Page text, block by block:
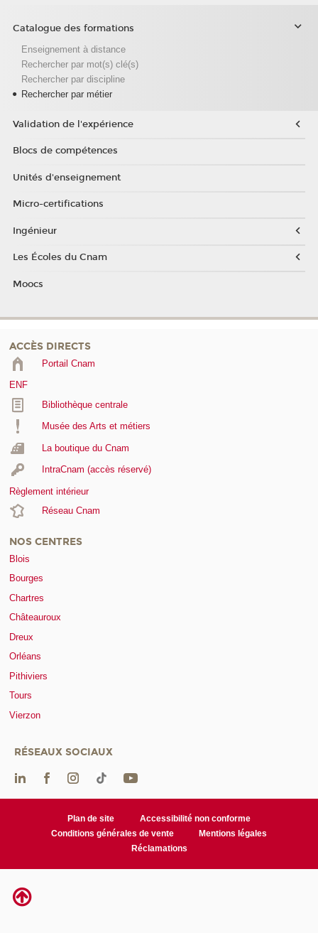
Catalogue des formations
Enseignement à distance
Rechercher par mot(s) clé(s)
Rechercher par discipline
Rechercher par métier
Validation de l'expérience
Blocs de compétences
Unités d'enseignement
Micro-certifications
Ingénieur
Les Écoles du Cnam
Moocs
ACCÈS DIRECTS
Portail Cnam
ENF
Bibliothèque centrale
Musée des Arts et métiers
La boutique du Cnam
IntraCnam (accès réservé)
Règlement intérieur
Réseau Cnam
NOS CENTRES
Blois
Bourges
Chartres
Châteauroux
Dreux
Orléans
Pithiviers
Tours
Vierzon
RÉSEAUX SOCIAUX
Plan de site
Accessibilité non conforme
Conditions générales de vente
Mentions légales
Réclamations